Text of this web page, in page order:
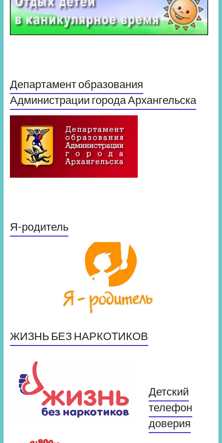
Департамент образования
Администрации города Архангельска
Я-родитель
ЖИЗНЬ БЕЗ НАРКОТИКОВ
Детский
телефон
доверия